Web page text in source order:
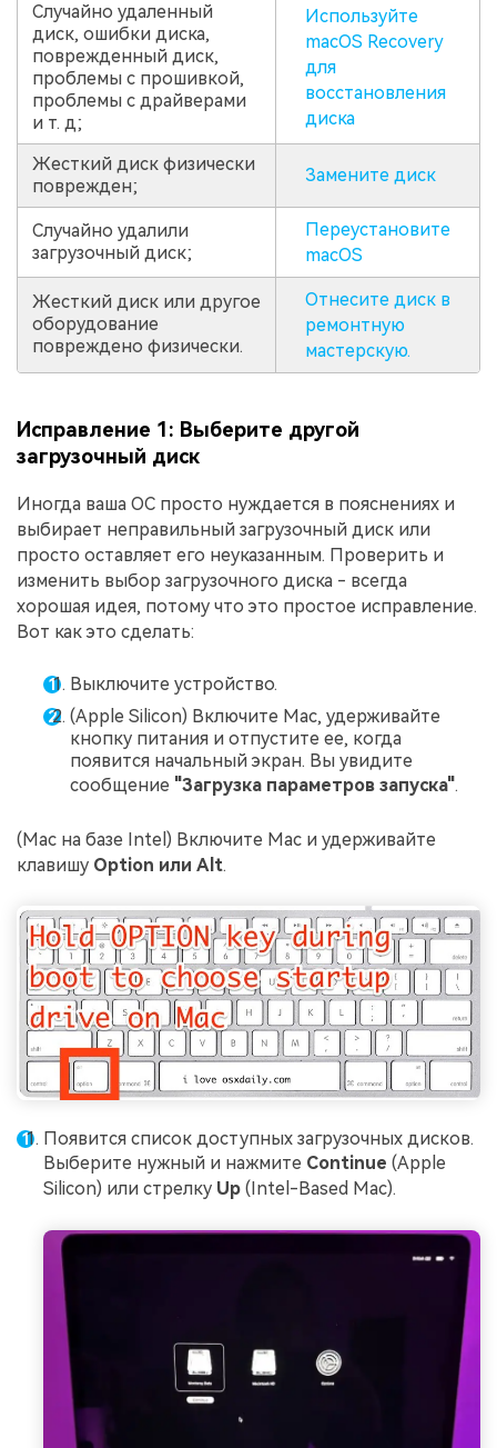
Случайно удаленный
диск, ошибки диска,
поврежденный диск,
проблемы с прошивкой,
проблемы с драйверами
и т. д;
Используйте
macOS Recovery
для
восстановления
диска
Жесткий диск физически
поврежден;
Замените диск
Случайно удалили
загрузочный диск;
Переустановите
macOS
Жесткий диск или другое
оборудование
повреждено физически.
Отнесите диск в
ремонтную
мастерскую.
Исправление 1: Выберите другой
загрузочный диск
Иногда ваша ОС просто нуждается в пояснениях и
выбирает неправильный загрузочный диск или
просто оставляет его неуказанным. Проверить и
изменить выбор загрузочного диска - всегда
хорошая идея, потому что это простое исправление.
Вот как это сделать:
Выключите устройство.
(Apple Silicon) Включите Mac, удерживайте
кнопку питания и отпустите ее, когда
появится начальный экран. Вы увидите
сообщение "Загрузка параметров запуска".
(Mac на базе Intel) Включите Mac и удерживайте
клавишу Option или Alt.
Появится список доступных загрузочных дисков.
Выберите нужный и нажмите Continue (Apple
Silicon) или стрелку Up (Intel-Based Mac).